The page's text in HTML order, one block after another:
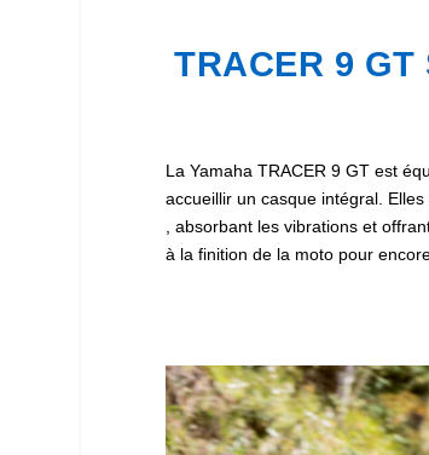
TRACER 9 GT
La Yamaha TRACER 9 GT est
accueillir un casque intégral.
, absorbant les vibrations et
à la finition de la moto pour